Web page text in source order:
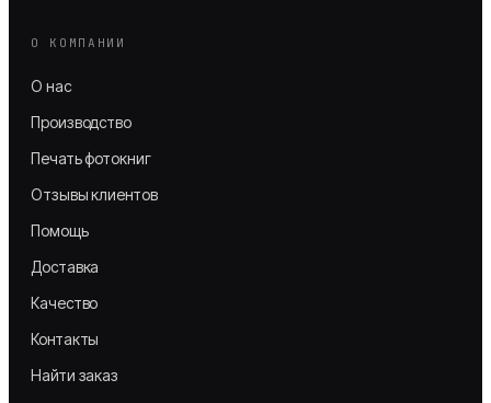
О КОМПАНИИ
О нас
Производство
Печать фотокниг
Отзывы клиентов
Помощь
Доставка
Качество
Контакты
Найти заказ